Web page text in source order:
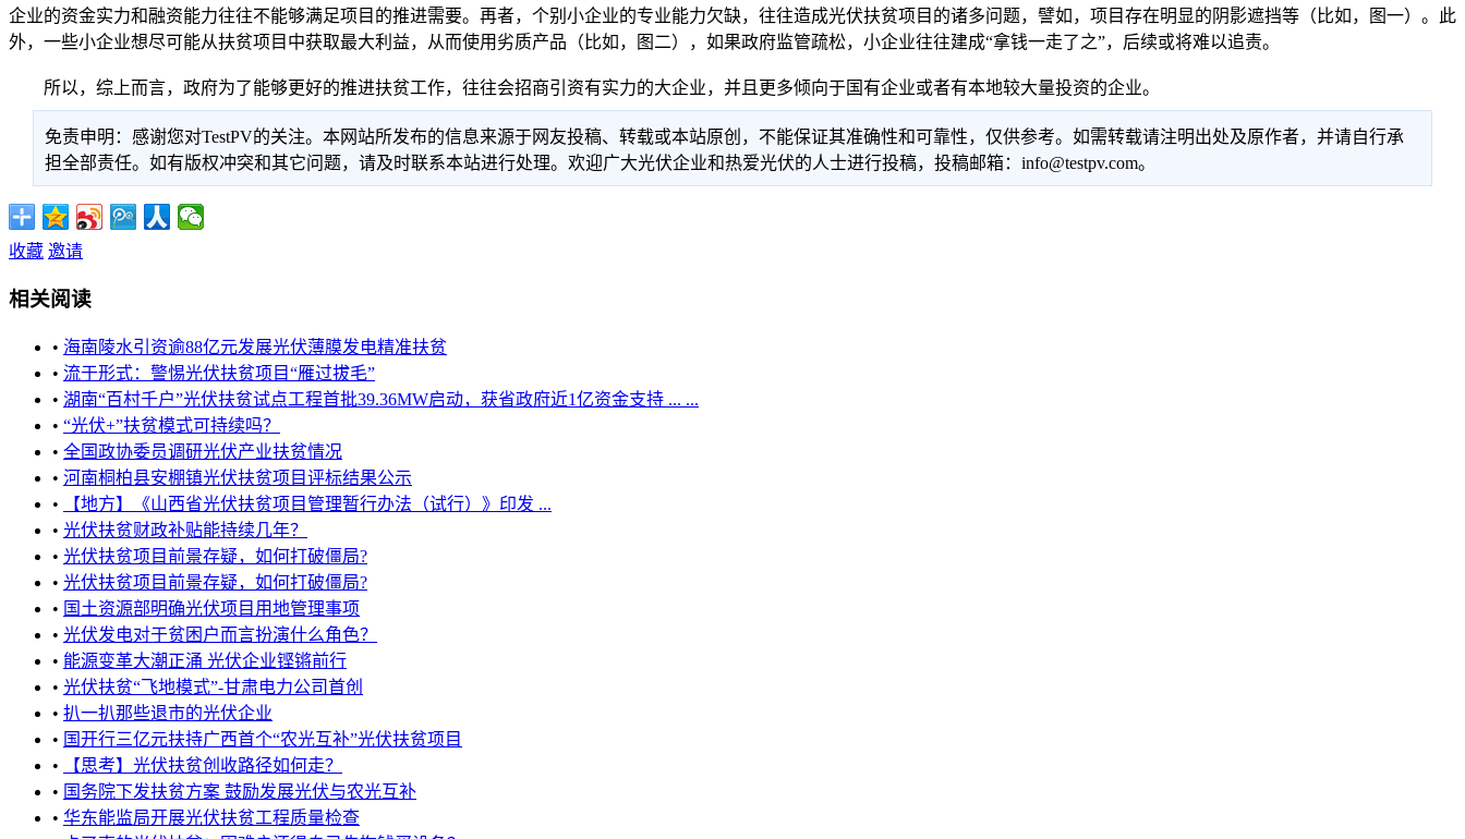
企业的资金实力和融资能力往往不能够满足项目的推进需要。再者，个别小企业的专业能力欠缺，往往造成光伏扶贫项目的诸多问题，譬如，项目存在明显的阴影遮挡等（比如，图一）。此
外，一些小企业想尽可能从扶贫项目中获取最大利益，从而使用劣质产品（比如，图二），如果政府监管疏松，小企业往往建成“拿钱一走了之”，后续或将难以追责。
所以，综上而言，政府为了能够更好的推进扶贫工作，往往会招商引资有实力的大企业，并且更多倾向于国有企业或者有本地较大量投资的企业。
免责申明：感谢您对TestPV的关注。本网站所发布的信息来源于网友投稿、转载或本站原创，不能保证其准确性和可靠性，仅供参考。如需转载请注明出处及原作者，并请自行承
担全部责任。如有版权冲突和其它问题，请及时联系本站进行处理。欢迎广大光伏企业和热爱光伏的人士进行投稿，投稿邮箱：info@testpv.com。
收藏 邀请
相关阅读
• 海南陵水引资逾88亿元发展光伏薄膜发电精准扶贫
• 流于形式：警惕光伏扶贫项目“雁过拔毛”
• 湖南“百村千户”光伏扶贫试点工程首批39.36MW启动，获省政府近1亿资金支持 ... ...
• “光伏+”扶贫模式可持续吗？
• 全国政协委员调研光伏产业扶贫情况
• 河南桐柏县安棚镇光伏扶贫项目评标结果公示
•
【地方】《山西省光伏扶贫项目管理暂行办法（试行）》印发 ...
• 光伏扶贫财政补贴能持续几年？
• 光伏扶贫项目前景存疑，如何打破僵局?
• 光伏扶贫项目前景存疑，如何打破僵局?
• 国土资源部明确光伏项目用地管理事项
• 光伏发电对于贫困户而言扮演什么角色？
• 能源变革大潮正涌 光伏企业铿锵前行
• 光伏扶贫“飞地模式”-甘肃电力公司首创
• 扒一扒那些退市的光伏企业
• 国开行三亿元扶持广西首个“农光互补”光伏扶贫项目
•
【思考】光伏扶贫创收路径如何走？
• 国务院下发扶贫方案 鼓励发展光伏与农光互补
• 华东能监局开展光伏扶贫工程质量检查